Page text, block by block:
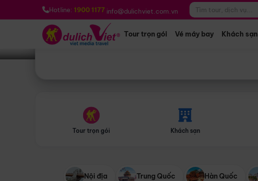
Hotline: 1900 1177 info@dulichviet.com.vn
Tour trọn gói Vé máy bay Khách sạn
Bạn muốn đi đâu? *
Tour trọn gói Khách sạn
Nội địa Trung Quốc Hàn Quốc